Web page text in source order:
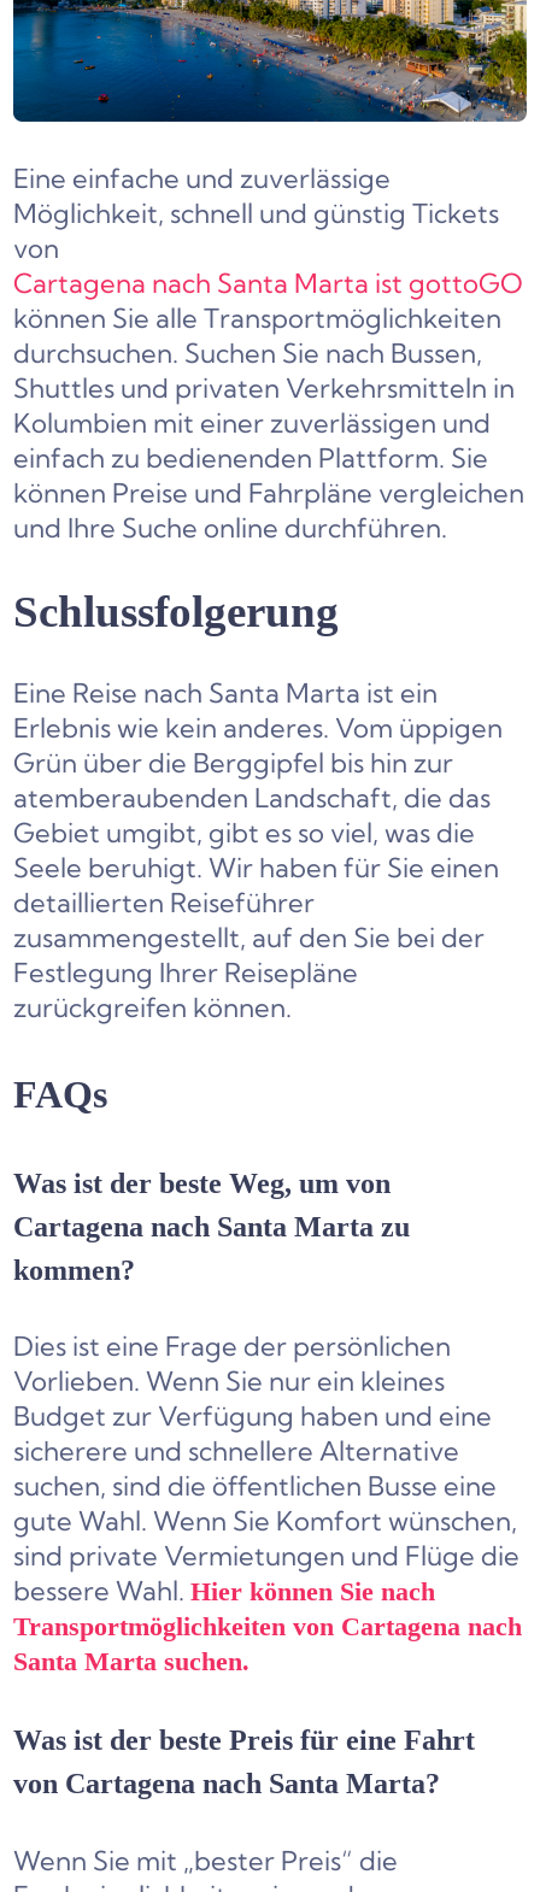
Eine einfache und zuverlässige
Möglichkeit, schnell und günstig Tickets
von
Cartagena nach Santa Marta ist gottoGO
können Sie alle Transportmöglichkeiten
durchsuchen. Suchen Sie nach Bussen,
Shuttles und privaten Verkehrsmitteln in
Kolumbien mit einer zuverlässigen und
einfach zu bedienenden Plattform. Sie
können Preise und Fahrpläne vergleichen
und Ihre Suche online durchführen.
Schlussfolgerung
Eine Reise nach Santa Marta ist ein
Erlebnis wie kein anderes. Vom üppigen
Grün über die Berggipfel bis hin zur
atemberaubenden Landschaft, die das
Gebiet umgibt, gibt es so viel, was die
Seele beruhigt. Wir haben für Sie einen
detaillierten Reiseführer
zusammengestellt, auf den Sie bei der
Festlegung Ihrer Reisepläne
zurückgreifen können.
FAQs
Was ist der beste Weg, um von
Cartagena nach Santa Marta zu
kommen?
Dies ist eine Frage der persönlichen
Vorlieben. Wenn Sie nur ein kleines
Budget zur Verfügung haben und eine
sicherere und schnellere Alternative
suchen, sind die öffentlichen Busse eine
gute Wahl. Wenn Sie Komfort wünschen,
sind private Vermietungen und Flüge die
bessere Wahl.Hier können Sie nach
Transportmöglichkeiten von Cartagena nach
Santa Marta suchen.
Was ist der beste Preis für eine Fahrt
von Cartagena nach Santa Marta?
Wenn Sie mit „bester Preis“ die